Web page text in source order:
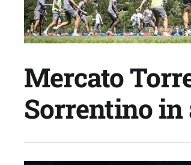
Mercato
Sorrentino in